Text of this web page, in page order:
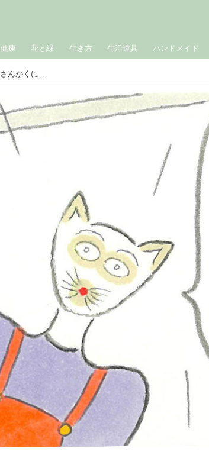
健康 花と緑 生き方 生活道具 ハンドメイド
「ピクニック、行けない？」おうちピクニック｜さんかくにっき